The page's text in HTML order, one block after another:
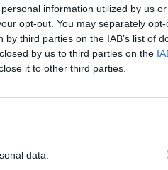
information utilized by us
opt-out. You may separately
third parties on the IAB’s list of
by us to third parties on the
it to other third parties.
data.
Οι
τις
μ.μ. και το ζώο
ζυγίζει
και θα δώσουμε
πλατεία των
Φερών.